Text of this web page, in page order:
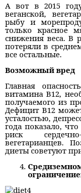
А вот в 2015
веганской,
рыбу и
только красное
снижения веса. В
потеряли в
все остальные.
Возможный вред
Главная
витамина B12,
получаемого из
Дефицит В12
усталостью,
года показало,
риск
вегетарианцев.
диеты советуют